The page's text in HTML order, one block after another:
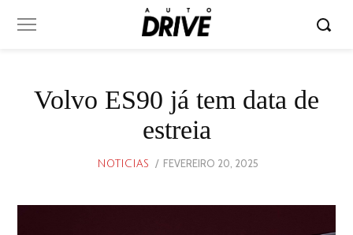
Volvo ES90 já tem data de
estreia
NOTICIAS
POSTED
FEVEREIRO 20, 2025